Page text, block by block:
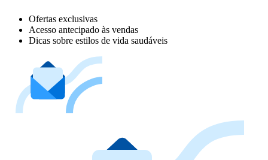
Ofertas exclusivas
Acesso antecipado às vendas
Dicas sobre estilos de vida saudáveis